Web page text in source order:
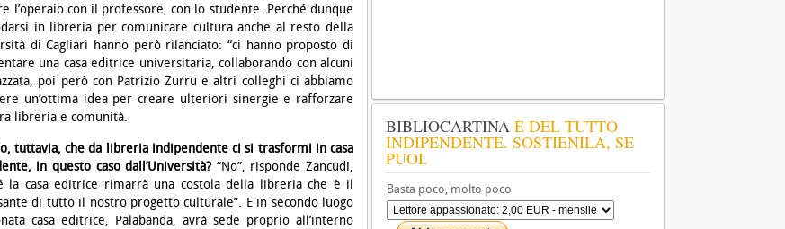
l’operaio con il professore, con lo studente. Perché dunque
in libreria per comunicare cultura anche al resto della
di Cagliari hanno però rilanciato: “ci hanno proposto di
una casa editrice universitaria, collaborando con alcuni
poi però con Patrizio Zurru e altri colleghi ci abbiamo
un’ottima idea per creare ulteriori sinergie e rafforzare
libreria e comunità.
tuttavia, che da libreria indipendente ci si trasformi in casa
in questo caso dall’Università? “No”, risponde Zancudi,
la casa editrice rimarrà una costola della libreria che è il
di tutto il nostro progetto culturale”. E in secondo luogo
casa editrice, Palabanda, avrà sede proprio all’interno
BIBLIOCARTINA È DEL TUTTO
INDIPENDENTE. SOSTIENILA, SE
PUOI.
Basta poco, molto poco